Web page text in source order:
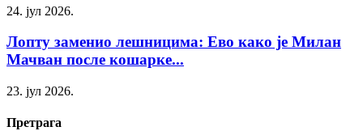
24. јул 2026.
Лопту заменио лешницима: Ево како је Милан
Мачван после кошарке...
23. јул 2026.
Претрага